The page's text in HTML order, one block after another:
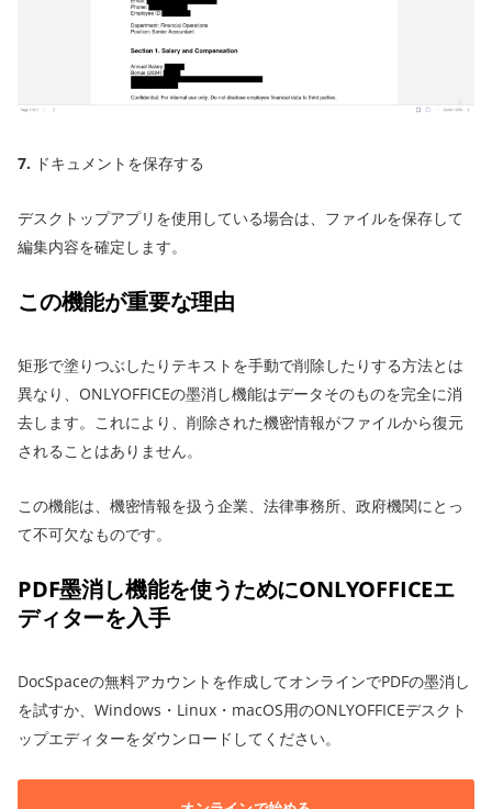
7. ドキュメントを保存する
デスクトップアプリを使用している場合は、ファイルを保存して
編集内容を確定します。
この機能が重要な理由
矩形で塗りつぶしたりテキストを手動で削除したりする方法とは
異なり、ONLYOFFICEの墨消し機能はデータそのものを完全に消
去します。これにより、削除された機密情報がファイルから復元
されることはありません。
この機能は、機密情報を扱う企業、法律事務所、政府機関にとっ
て不可欠なものです。
PDF墨消し機能を使うためにONLYOFFICEエ
ディターを入手
DocSpaceの無料アカウントを作成してオンラインでPDFの墨消し
を試すか、Windows・Linux・macOS用のONLYOFFICEデスクト
ップエディターをダウンロードしてください。